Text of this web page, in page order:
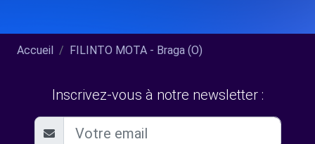
Accueil FILINTO MOTA - Braga (O)
Inscrivez-vous à notre newsletter :